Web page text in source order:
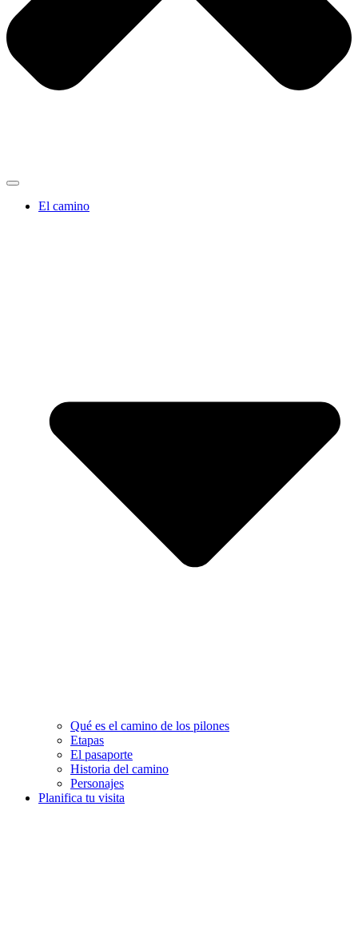
El camino
Qué es el camino de los pilones
Etapas
El pasaporte
Historia del camino
Personajes
Planifica tu visita